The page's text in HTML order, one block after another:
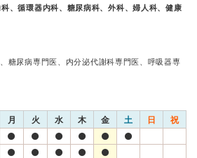
、循環器内科、糖尿病科、外科、婦人科、健康
糖尿病専門医、内分泌代謝科専門医、呼吸器専
月 火 水 木 金 土 日 祝